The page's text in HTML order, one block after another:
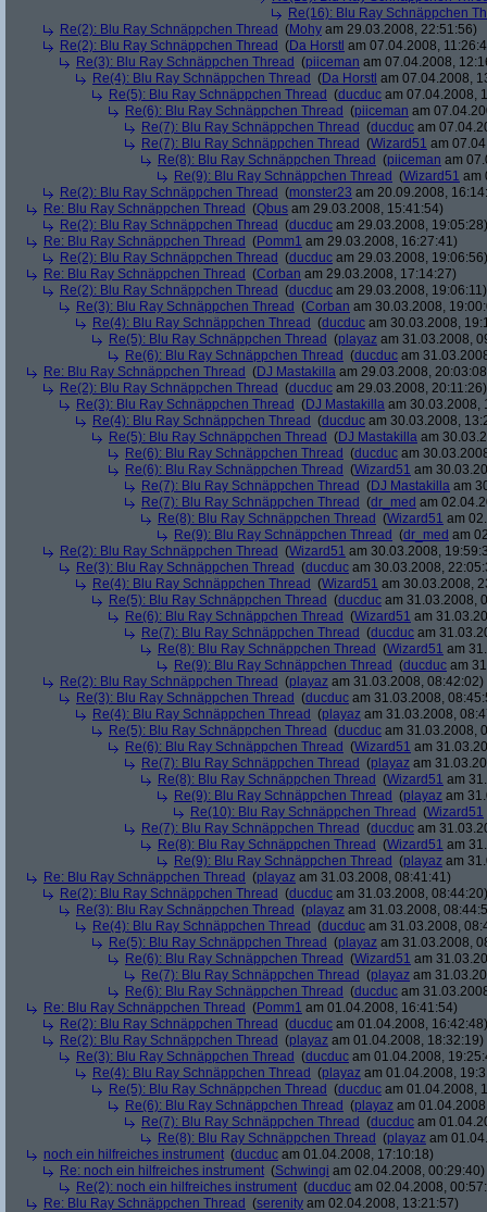
Re(16): Blu Ray Schnäppchen
Re(2): Blu Ray Schnäppchen Thread (Mohy am 29.03.2008, 22:51:56)
Re(2): Blu Ray Schnäppchen Thread (Da Horstl am 07.04.2008,
Re(3): Blu Ray Schnäppchen Thread (piiceman am 07.04.2008,
Re(4): Blu Ray Schnäppchen Thread (Da Horstl am 07.04.2008,
Re(5): Blu Ray Schnäppchen Thread (ducduc am 07.04.2008,
Re(6): Blu Ray Schnäppchen Thread (piiceman am
Re(7): Blu Ray Schnäppchen Thread (ducduc am
Re(7): Blu Ray Schnäppchen Thread (Wizard51 am
Re(8): Blu Ray Schnäppchen Thread (piiceman am
Re(9): Blu Ray Schnäppchen Thread (Wizard51 am
Re(2): Blu Ray Schnäppchen Thread (monster23 am 20.09.2008,
Re: Blu Ray Schnäppchen Thread (Qbus am 29.03.2008, 15:41:54)
Re(2): Blu Ray Schnäppchen Thread (ducduc am 29.03.2008, 19:05:28)
Re: Blu Ray Schnäppchen Thread (Pomm1 am 29.03.2008, 16:27:41)
Re(2): Blu Ray Schnäppchen Thread (ducduc am 29.03.2008, 19:06:56)
Re: Blu Ray Schnäppchen Thread (Corban am 29.03.2008, 17:14:27)
Re(2): Blu Ray Schnäppchen Thread (ducduc am 29.03.2008, 19:06:11)
Re(3): Blu Ray Schnäppchen Thread (Corban am 30.03.2008,
Re(4): Blu Ray Schnäppchen Thread (ducduc am 30.03.2008,
Re(5): Blu Ray Schnäppchen Thread (playaz am 31.03.2008,
Re(6): Blu Ray Schnäppchen Thread (ducduc am
Re: Blu Ray Schnäppchen Thread (DJ Mastakilla am 29.03.2008,
Re(2): Blu Ray Schnäppchen Thread (ducduc am 29.03.2008, 20:11:26)
Re(3): Blu Ray Schnäppchen Thread (DJ Mastakilla am 30.03.2008,
Re(4): Blu Ray Schnäppchen Thread (ducduc am 30.03.2008,
Re(5): Blu Ray Schnäppchen Thread (DJ Mastakilla am
Re(6): Blu Ray Schnäppchen Thread (ducduc am
Re(6): Blu Ray Schnäppchen Thread (Wizard51 am
Re(7): Blu Ray Schnäppchen Thread (DJ Mastakilla am
Re(7): Blu Ray Schnäppchen Thread (dr_med am
Re(8): Blu Ray Schnäppchen Thread (Wizard51 am
Re(9): Blu Ray Schnäppchen Thread (dr_med am
Re(2): Blu Ray Schnäppchen Thread (Wizard51 am 30.03.2008,
Re(3): Blu Ray Schnäppchen Thread (ducduc am 30.03.2008,
Re(4): Blu Ray Schnäppchen Thread (Wizard51 am 30.03.2008,
Re(5): Blu Ray Schnäppchen Thread (ducduc am 31.03.2008,
Re(6): Blu Ray Schnäppchen Thread (Wizard51 am
Re(7): Blu Ray Schnäppchen Thread (ducduc am
Re(8): Blu Ray Schnäppchen Thread (Wizard51 am
Re(9): Blu Ray Schnäppchen Thread (ducduc am
Re(2): Blu Ray Schnäppchen Thread (playaz am 31.03.2008, 08:42:02)
Re(3): Blu Ray Schnäppchen Thread (ducduc am 31.03.2008,
Re(4): Blu Ray Schnäppchen Thread (playaz am 31.03.2008,
Re(5): Blu Ray Schnäppchen Thread (ducduc am 31.03.2008,
Re(6): Blu Ray Schnäppchen Thread (Wizard51 am
Re(7): Blu Ray Schnäppchen Thread (playaz am
Re(8): Blu Ray Schnäppchen Thread (Wizard51 am
Re(9): Blu Ray Schnäppchen Thread (playaz am
Re(10): Blu Ray Schnäppchen Thread (Wizard51
Re(7): Blu Ray Schnäppchen Thread (ducduc am
Re(8): Blu Ray Schnäppchen Thread (Wizard51 am
Re(9): Blu Ray Schnäppchen Thread (playaz am
Re: Blu Ray Schnäppchen Thread (playaz am 31.03.2008, 08:41:41)
Re(2): Blu Ray Schnäppchen Thread (ducduc am 31.03.2008, 08:44:20)
Re(3): Blu Ray Schnäppchen Thread (playaz am 31.03.2008,
Re(4): Blu Ray Schnäppchen Thread (ducduc am 31.03.2008,
Re(5): Blu Ray Schnäppchen Thread (playaz am 31.03.2008,
Re(6): Blu Ray Schnäppchen Thread (Wizard51 am
Re(7): Blu Ray Schnäppchen Thread (playaz am
Re(6): Blu Ray Schnäppchen Thread (ducduc am
Re: Blu Ray Schnäppchen Thread (Pomm1 am 01.04.2008, 16:41:54)
Re(2): Blu Ray Schnäppchen Thread (ducduc am 01.04.2008, 16:42:48)
Re(2): Blu Ray Schnäppchen Thread (playaz am 01.04.2008, 18:32:19)
Re(3): Blu Ray Schnäppchen Thread (ducduc am 01.04.2008,
Re(4): Blu Ray Schnäppchen Thread (playaz am 01.04.2008,
Re(5): Blu Ray Schnäppchen Thread (ducduc am 01.04.2008,
Re(6): Blu Ray Schnäppchen Thread (playaz am
Re(7): Blu Ray Schnäppchen Thread (ducduc am
Re(8): Blu Ray Schnäppchen Thread (playaz am
noch ein hilfreiches instrument (ducduc am 01.04.2008, 17:10:18)
Re: noch ein hilfreiches instrument (Schwingi am 02.04.2008, 00:29:40)
Re(2): noch ein hilfreiches instrument (ducduc am 02.04.2008,
Re: Blu Ray Schnäppchen Thread (serenity am 02.04.2008, 13:21:57)